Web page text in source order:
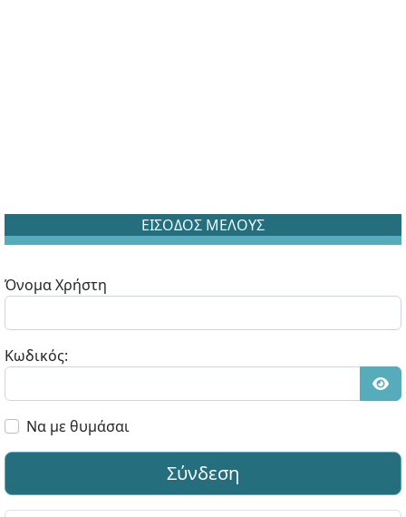
ΕΙΣΟΔΟΣ ΜΕΛΟΥΣ
Όνομα Χρήστη
Κωδικός:
Να με θυμάσαι
Σύνδεση